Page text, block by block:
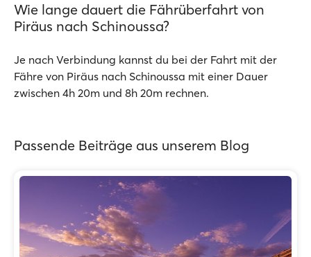
Wie lange dauert die Fährüberfahrt von
Piräus nach Schinoussa?
Je nach Verbindung kannst du bei der Fahrt mit der
Fähre von Piräus nach Schinoussa mit einer Dauer
zwischen 4h 20m und 8h 20m rechnen.
Passende Beiträge aus unserem Blog